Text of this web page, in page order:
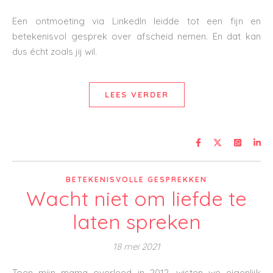
Een ontmoeting via LinkedIn leidde tot een fijn en
betekenisvol gesprek over afscheid nemen. En dat kan
dus écht zoals jij wil.
LEES VERDER
BETEKENISVOLLE GESPREKKEN
Wacht niet om liefde te
laten spreken
18 mei 2021